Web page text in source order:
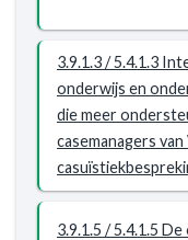
zijn
ingelopen
(meting
scholen).
3.9.1.3 / 5.4.1.3
onderwijs en
die meer
casemanagers
3.9.1.5 / 5.4.1.5